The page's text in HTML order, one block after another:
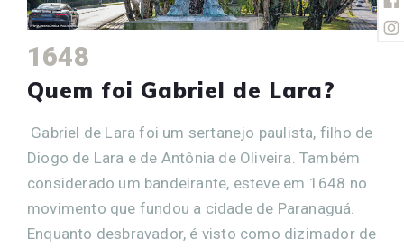
1648
Quem foi Gabriel de Lara?
Gabriel de Lara foi um sertanejo paulista, filho de
Diogo de Lara e de Antônia de Oliveira. Também
considerado um bandeirante, esteve em 1648 no
movimento que fundou a cidade de Paranaguá.
Enquanto desbravador, é visto como dizimador de